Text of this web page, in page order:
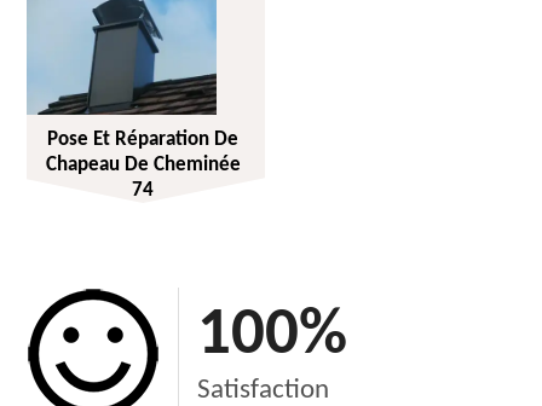
Pose Et Réparation De
Chapeau De Cheminée
74
100%
Satisfaction